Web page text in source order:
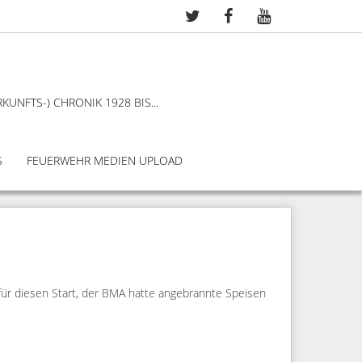
) CHRONIK 1928 BIS...
FEUERWEHR MEDIEN UPLOAD
diesen Start, der BMA hatte angebrannte Speisen